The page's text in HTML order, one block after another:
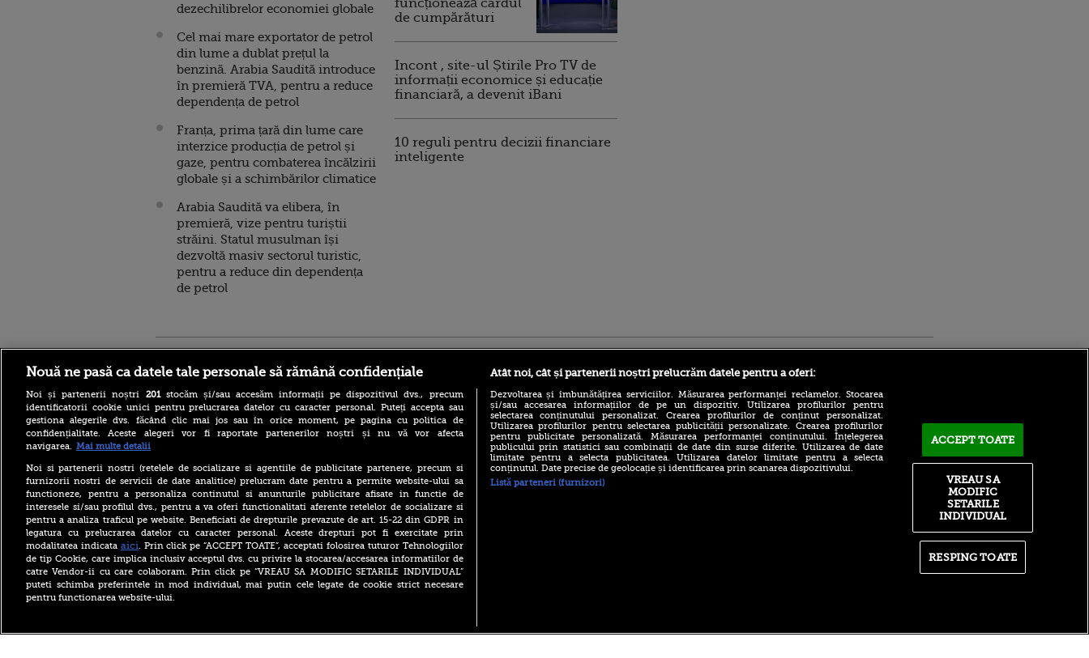
dezechilibrelor economiei globale
Cel mai mare exportator de petrol
din lume a dublat prețul la
benzină. Arabia Saudită introduce
în premieră TVA, pentru a reduce
dependența de petrol
Franța, prima țară din lume care
interzice producția de petrol și
gaze, pentru combaterea încălzirii
globale și a schimbărilor climatice
Arabia Saudită va elibera, în
premieră, vize pentru turiștii
străini. Statul musulman își
dezvoltă masiv sectorul turistic,
pentru a reduce din dependența
de petrol
funcționează cardul
de cumpărături
Incont , site-ul Știrile Pro TV de
informații economice și educație
financiară, a devenit iBani
10 reguli pentru decizii financiare
inteligente
româncă a fost arestată în
Germania pentru spionaj în
favoarea Rusiei
Alerta West Nile: două
persoane au murit, iar
numărul cazurilor a ajuns la
10. Măsurile de protecție
împotriva țânțarilor
Ce le-a spus Donald Trump
donatorilor despre
succesorul său pentru
(P) Descoperă Lumea
Evenimentelor din România
Atmosferă din altă lume la
City pentru 50.000.000€ și a
Nouă ne pasă ca datele tale personale să rămână confidențiale
Noi și partenerii noștri 201stocăm și/sau accesăm informații pe dispozitivul dvs., precum
identificatorii cookie unici pentru prelucrarea datelor cu caracter personal. Puteți accepta sau
gestiona alegerile dvs. făcând clic mai jos sau în orice moment, pe pagina cu politica de
confidențialitate. Aceste alegeri vor fi raportate partenerilor noștri și nu vă vor afecta
navigarea. Mai multe detalii
Noi si partenerii nostri (retelele de socializare si agentiile de publicitate partenere, precum si
furnizorii nostri de servicii de date analitice) prelucram date pentru a permite website-ului sa
functioneze, pentru a personaliza continutul si anunturile publicitare afisate in functie de
interesele si/sau profilul dvs., pentru a va oferi functionalitati aferente retelelor de socializare si
pentru a analiza traficul pe website. Beneficiati de drepturile prevazute de art. 15-22 din GDPR in
legatura cu prelucrarea datelor cu caracter personal. Aceste drepturi pot fi exercitate prin
modalitatea indicata aici. Prin click pe “ACCEPT TOATE”, acceptati folosirea tuturor Tehnologiilor
de tip Cookie, care implica inclusiv acceptul dvs. cu privire la stocarea/accesarea informatiilor de
catre Vendor-ii cu care colaboram. Prin click pe “VREAU SA MODIFIC SETARILE INDIVIDUAL”
puteti schimba preferintele in mod individual, mai putin cele legate de cookie strict necesare
pentru functionarea website-ului.
Atât noi, cât și partenerii noștri prelucrăm datele pentru a oferi:
Dezvoltarea și îmbunătățirea serviciilor. Măsurarea performanței reclamelor. Stocarea
și/sau accesarea informațiilor de pe un dispozitiv. Utilizarea profilurilor pentru
selectarea conținutului personalizat. Crearea profilurilor de conținut personalizat.
Utilizarea profilurilor pentru selectarea publicității personalizate. Crearea profilurilor
pentru publicitate personalizată. Măsurarea performanței conținutului. Înțelegerea
publicului prin statistici sau combinații de date din surse diferite. Utilizarea de date
limitate pentru a selecta publicitatea. Utilizarea datelor limitate pentru a selecta
conținutul. Date precise de geolocație și identificarea prin scanarea dispozitivului.
Listă parteneri (furnizori)
ACCEPT TOATE
RESPING TOATE
VREAU SA
MODIFIC
SETARILE
INDIVIDUAL